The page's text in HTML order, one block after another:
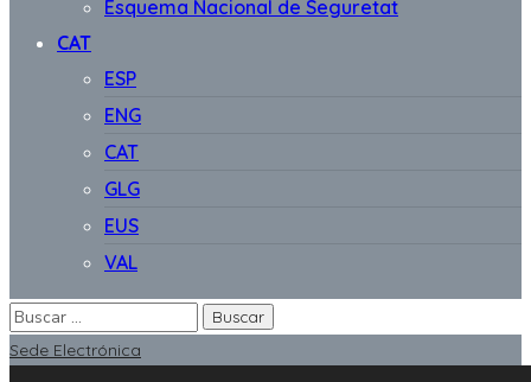
Esquema Nacional de Seguretat
CAT
ESP
ENG
CAT
GLG
EUS
VAL
Sede Electrónica